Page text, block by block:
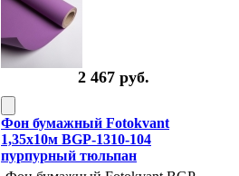
2 467 руб.
Фон бумажный Fotokvant
1,35х10м BGP-1310-104
пурпурный тюльпан